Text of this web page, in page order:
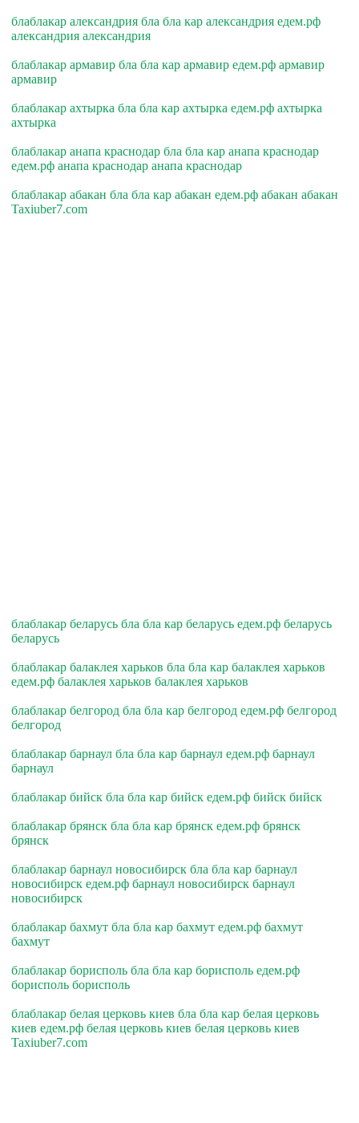
блаблакар александрия бла бла кар александрия едем.рф
александрия александрия
блаблакар армавир бла бла кар армавир едем.рф армавир
армавир
блаблакар ахтырка бла бла кар ахтырка едем.рф ахтырка
ахтырка
блаблакар анапа краснодар бла бла кар анапа краснодар
едем.рф анапа краснодар анапа краснодар
блаблакар абакан бла бла кар абакан едем.рф абакан абакан
Taxiuber7.com
блаблакар беларусь бла бла кар беларусь едем.рф беларусь
беларусь
блаблакар балаклея харьков бла бла кар балаклея харьков
едем.рф балаклея харьков балаклея харьков
блаблакар белгород бла бла кар белгород едем.рф белгород
белгород
блаблакар барнаул бла бла кар барнаул едем.рф барнаул
барнаул
блаблакар бийск бла бла кар бийск едем.рф бийск бийск
блаблакар брянск бла бла кар брянск едем.рф брянск
брянск
блаблакар барнаул новосибирск бла бла кар барнаул
новосибирск едем.рф барнаул новосибирск барнаул
новосибирск
блаблакар бахмут бла бла кар бахмут едем.рф бахмут
бахмут
блаблакар борисполь бла бла кар борисполь едем.рф
борисполь борисполь
блаблакар белая церковь киев бла бла кар белая церковь
киев едем.рф белая церковь киев белая церковь киев
Taxiuber7.com